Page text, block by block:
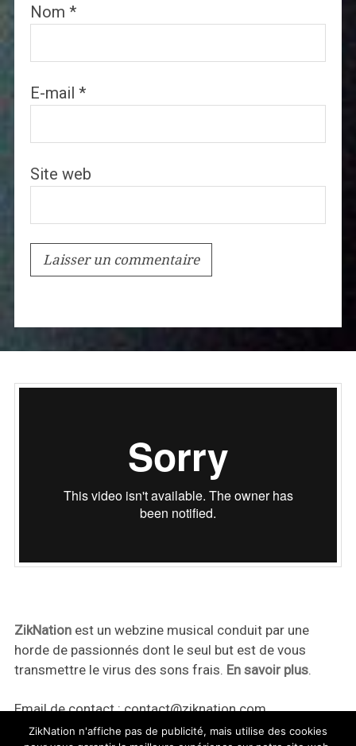
Nom *
E-mail *
Site web
ZikNationest un webzine musical conduit par une
horde de passionnés dont le seul but est de vous
transmettre le virus des sons frais. En savoir plus.
Email de contact :contact@ziknation.com
ZikNation n'affiche pas de publicité, mais utilise des cookies